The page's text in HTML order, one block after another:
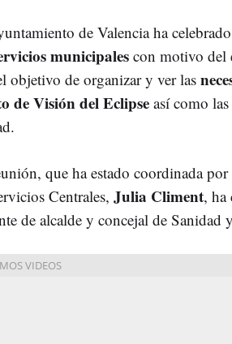
de Valencia ha
municipales con motivo del
objetivo de organizar y ver las
de Visión del Eclipse así como
que ha estado coordinada
Centrales, Julia Climent, ha
de alcalde y concejal de Sanidad